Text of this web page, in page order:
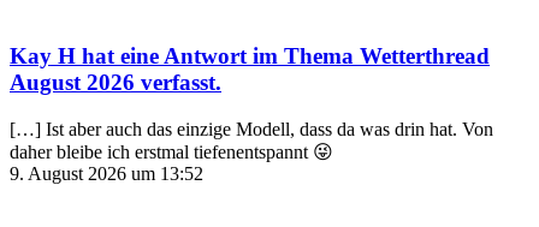
Kay H hat eine Antwort im Thema Wetterthread
August 2026 verfasst.
[…] Ist aber auch das einzige Modell, dass da was drin hat. Von
daher bleibe ich erstmal tiefenentspannt 😜
9. August 2026 um 13:52